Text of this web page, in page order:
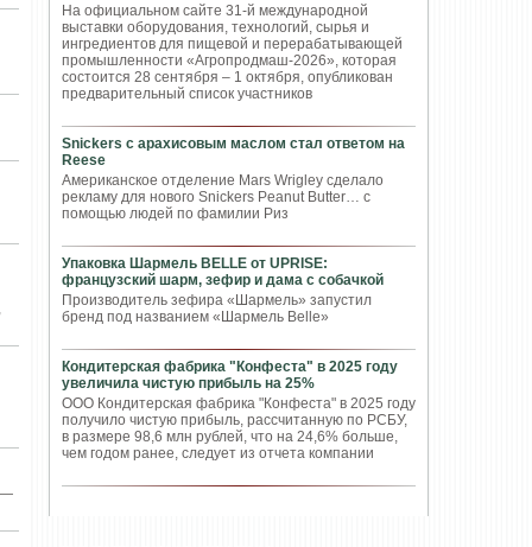
На официальном сайте 31-й международной
выставки оборудования, технологий, сырья и
ингредиентов для пищевой и перерабатывающей
промышленности «Агропродмаш-2026», которая
состоится 28 сентября – 1 октября, опубликован
предварительный список участников
Snickers с арахисовым маслом стал ответом на
Reese
Американское отделение Mars Wrigley сделало
рекламу для нового Snickers Peanut Butter… с
помощью людей по фамилии Риз
Упаковка Шармель BELLE от UPRISE:
французский шарм, зефир и дама с собачкой
Производитель зефира «Шармель» запустил
бренд под названием «Шармель Belle»
Кондитерская фабрика "Конфеста" в 2025 году
увеличила чистую прибыль на 25%
ООО Кондитерская фабрика "Конфеста" в 2025 году
получило чистую прибыль, рассчитанную по РСБУ,
в размере 98,6 млн рублей, что на 24,6% больше,
чем годом ранее, следует из отчета компании
—